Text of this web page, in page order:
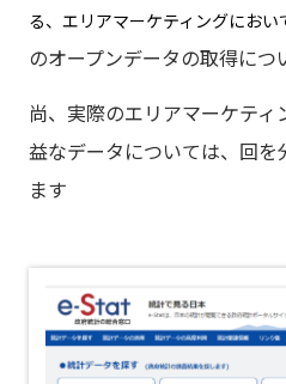
る、エリアマーケティングにおい
のオープンデータの取得につ
尚、実際のエリアマーケテ
益なデータについては、回を
ます